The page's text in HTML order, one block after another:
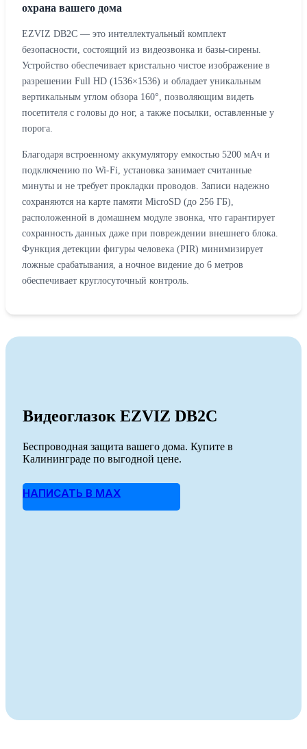
охрана вашего дома
EZVIZ DB2C — это интеллектуальный комплект
безопасности, состоящий из видеозвонка и базы-сирены.
Устройство обеспечивает кристально чистое изображение в
разрешении Full HD (1536×1536) и обладает уникальным
вертикальным углом обзора 160°, позволяющим видеть
посетителя с головы до ног, а также посылки, оставленные у
порога.
Благодаря встроенному аккумулятору емкостью 5200 мАч и
подключению по Wi-Fi, установка занимает считанные
минуты и не требует прокладки проводов. Записи надежно
сохраняются на карте памяти MicroSD (до 256 ГБ),
расположенной в домашнем модуле звонка, что гарантирует
сохранность данных даже при повреждении внешнего блока.
Функция детекции фигуры человека (PIR) минимизирует
ложные срабатывания, а ночное видение до 6 метров
обеспечивает круглосуточный контроль.
Видеоглазок EZVIZ DB2C
Беспроводная защита вашего дома. Купите в
Калининграде по выгодной цене.
НАПИСАТЬ В MAX